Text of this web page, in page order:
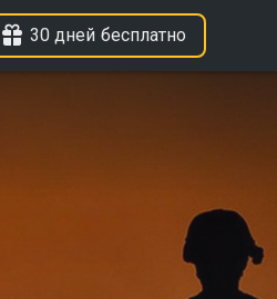
30 дней бесплатно